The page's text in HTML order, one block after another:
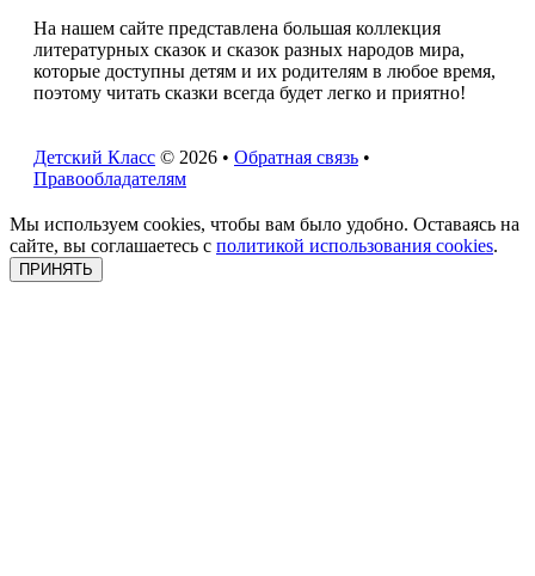
На нашем сайте представлена большая коллекция
литературных сказок и сказок разных народов мира,
которые доступны детям и их родителям в любое время,
поэтому читать сказки всегда будет легко и приятно!
Детский Класс © 2026 • Обратная связь •
Правообладателям
Мы используем cookies, чтобы вам было удобно. Оставаясь на
сайте, вы соглашаетесь с политикой использования cookies.
ПРИНЯТЬ